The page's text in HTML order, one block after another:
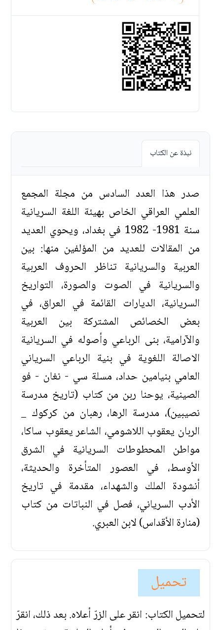
نبذة عن الكتاب
صدر هذا العدد السادس من مجلة المجمع
العلمي العراقي الخاص بهيئة اللغة السريانية
سنة 1981- 1982 في بغداد، ويحوي العديد
من المقالات للعديد من المؤلفين منها: بين
العربية والسريانية تناظر الحروف العربية
والسريانية في الصوت والصورة، التواريخ
السريانية، الديارات القائمة في العراق، في
بعض الخصائص المشتركة بين العربية
والآرامية، بنى الرباعي وأصوله في السريانية
الاصالة اللغوية في بنية الرباعي السرياني
العامي بنيامين حداد، مسلة سي - نغان - فو
الصينية، يوحنا ربن من كتاب (تاريخ مدرسة
نصيبين)، مدرسة الرها، رهبان من كركوك _
الربان يعقوب اللاشومي، الشاعر يعقوب ساكا،
مواطن المحطوطات السريانية في الشرق
الأوسط، في العصور المتأخرة والحديثة،
أنشودة الملك والشهداء، مقدمة في تاريخ
الأدب السرياني، فصل في النباتات من كتاب
(منارة الأقداس) لابن العبري.
تحميل
لتحميل الكتاب: انقر على الزرّ أعلاه. بعد ذلك، انقرّ